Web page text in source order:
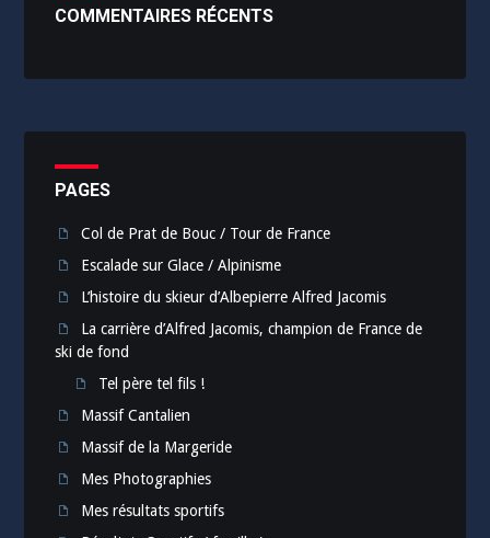
COMMENTAIRES RÉCENTS
PAGES
Col de Prat de Bouc / Tour de France
Escalade sur Glace / Alpinisme
L’histoire du skieur d’Albepierre Alfred Jacomis
La carrière d’Alfred Jacomis, champion de France de
ski de fond
Tel père tel fils !
Massif Cantalien
Massif de la Margeride
Mes Photographies
Mes résultats sportifs